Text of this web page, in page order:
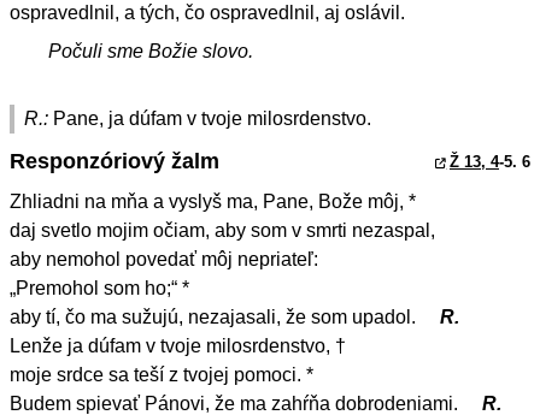
ospravedlnil, a tých, čo ospravedlnil, aj oslávil.
Počuli sme Božie slovo.
R.: Pane, ja dúfam v tvoje milosrdenstvo.
Responzóriový žalm Ž 13, 4-5. 6
Zhliadni na mňa a vyslyš ma, Pane, Bože môj, *
daj svetlo mojim očiam, aby som v smrti nezaspal,
aby nemohol povedať môj nepriateľ:
„Premohol som ho;“ *
aby tí, čo ma sužujú, nezajasali, že som upadol.
R.
Lenže ja dúfam v tvoje milosrdenstvo, †
moje srdce sa teší z tvojej pomoci. *
Budem spievať Pánovi, že ma zahŕňa dobrodeniami.
R.